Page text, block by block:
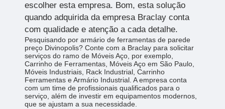
escolher esta empresa. Bom, esta solução
quando adquirida da empresa Braclay conta
com qualidade e atenção a cada detalhe.
Pesquisando por armário de ferramentas de parede
preço Divinopolis? Conte com a Braclay para solicitar
serviços do ramo de Móveis Aço, por exemplo,
Carrinho de Ferramentas, Móveis Aço em São Paulo,
Móveis Industriais, Rack Industrial, Carrinho
Ferramentas e Armário Industrial. A empresa conta
com um time de profissionais qualificados para o
serviço, além de investir em equipamentos modernos,
que se ajustam a sua necessidade.